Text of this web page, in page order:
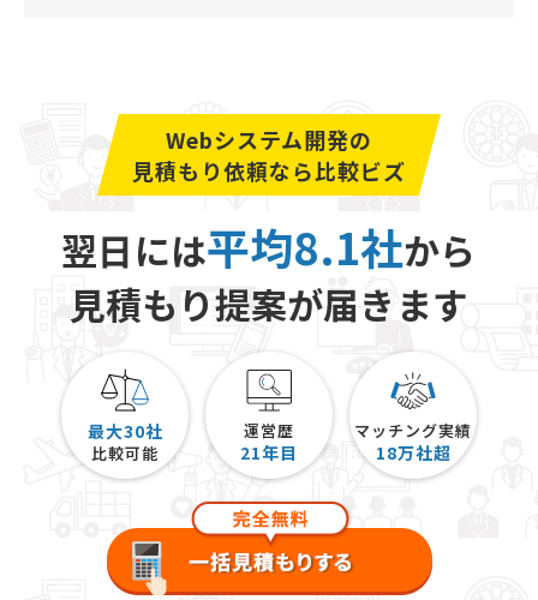
Webシステム開発の
見積もり依頼なら比較ビズ
翌日には平均8.1社から
見積もり提案が届きます
最大30社
比較可能
運営歴
21年目
マッチング実績
18万社超